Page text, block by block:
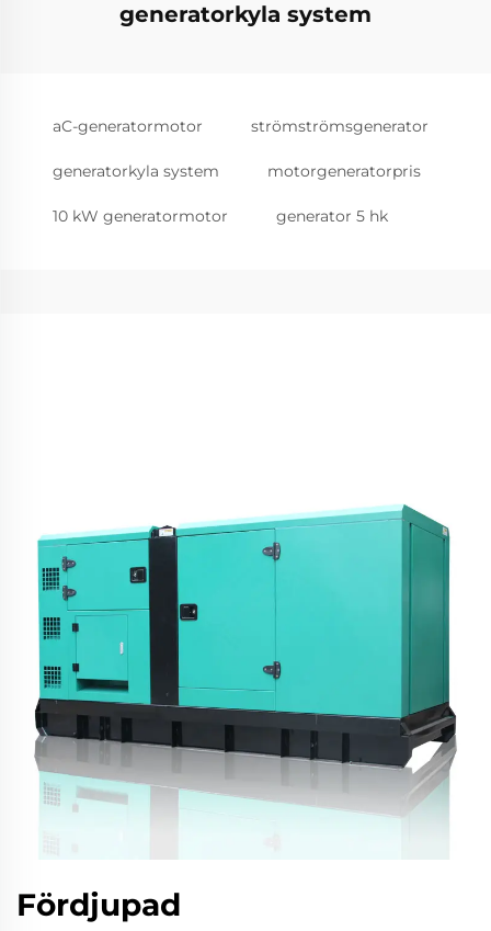
generatorkyla system
aC-generatormotor strömströmsgenerator
generatorkyla system motorgeneratorpris
10 kW generatormotor generator 5 hk
Fördjupad